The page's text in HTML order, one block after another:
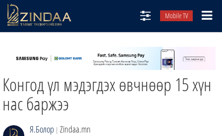
Mobile TV
ТВ8
ӨГЛӨӨНИЙ СОНИН
АУДИО ЗОХИОЛ
ЗИНДАА СЭТГҮҮЛ
Конгод үл мэдэгдэх өвчнөөр 15 хүн
нас баржээ
Я.Болор | Zindaa.mn